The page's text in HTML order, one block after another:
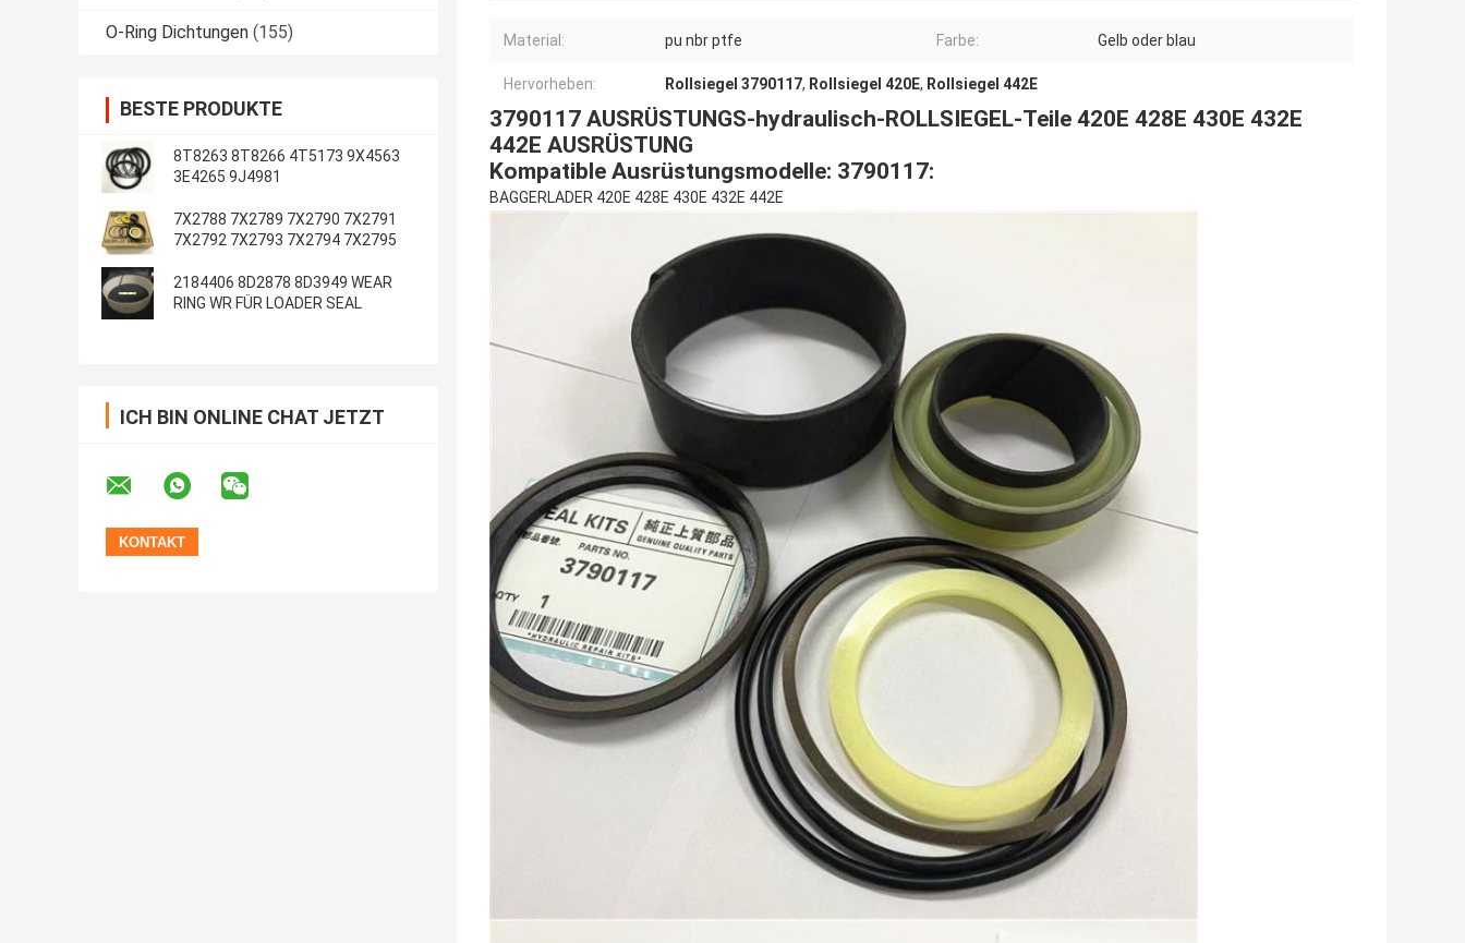
O-Ring Dichtungen (155)
BESTE PRODUKTE
8T8263 8T8266 4T5173 9X4563
3E4265 9J4981
7X2788 7X2789 7X2790 7X2791
7X2792 7X2793 7X2794 7X2795
2184406 8D2878 8D3949 WEAR
RING WR FÜR LOADER SEAL
ICH BIN ONLINE CHAT JETZT
Material: pu nbr ptfe Farbe: Gelb oder blau
Hervorheben: Rollsiegel 3790117, Rollsiegel 420E, Rollsiegel 442E
3790117 AUSRÜSTUNGS-hydraulisch-ROLLSIEGEL-Teile 420E 428E 430E 432E
442E AUSRÜSTUNG
Kompatible Ausrüstungsmodelle: 3790117:
BAGGERLADER 420E 428E 430E 432E 442E